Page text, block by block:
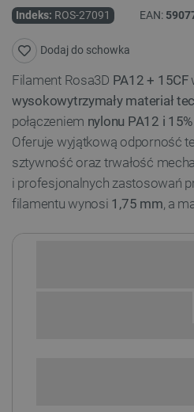
Indeks: ROS-27091 EAN:
Dodaj do schowka
Filament Rosa3D PA12 + 15CF
wysokowytrzymały materiał
połączeniem nylonu PA12 i
Oferuje wyjątkową odporność
sztywność oraz trwałość
i profesjonalnych zastosowań
filamentu wynosi 1,75 mm, a